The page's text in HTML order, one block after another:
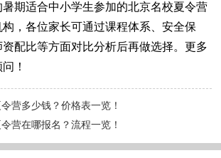
暑期适合中小学生参加的北京名校夏令营
，各位家长可通过课程体系、安全保
配比等方面对比分析后再做选择。更多
！
营多少钱？价格表一览！
营在哪报名？流程一览！